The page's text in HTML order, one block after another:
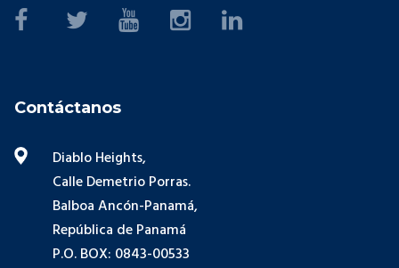
Contáctanos
Diablo Heights,
Calle Demetrio Porras.
Balboa Ancón-Panamá,
República de Panamá
P.O. BOX: 0843-00533